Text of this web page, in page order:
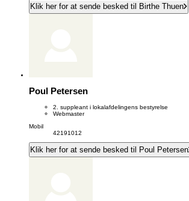
Klik her for at sende besked til Birthe Thuen
Poul Petersen
2. suppleant i lokalafdelingens bestyrelse
Webmaster
Mobil
42191012
Klik her for at sende besked til Poul Petersen